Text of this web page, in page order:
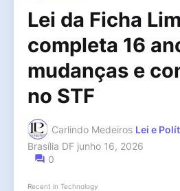
Lei da Ficha
completa 16
mudanças e
no STF
Carlindo Medeiros Lei e
Brasília DF junho 16, 2026
0
Recent in Technology